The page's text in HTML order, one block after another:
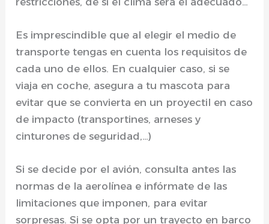
Es imprescindible que al elegir el medio de
transporte tengas en cuenta los requisitos de
cada uno de ellos. En cualquier caso, si se
viaja en coche, asegura a tu mascota para
evitar que se convierta en un proyectil en caso
de impacto (transportines, arneses y
cinturones de seguridad,…)
Si se decide por el avión, consulta antes las
normas de la aerolínea e infórmate de las
limitaciones que imponen, para evitar
sorpresas. Si se opta por un trayecto en barco